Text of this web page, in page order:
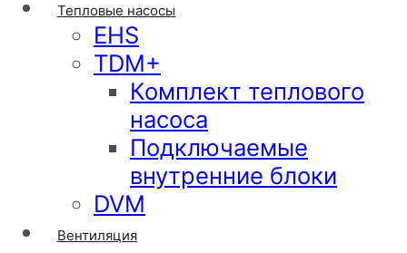
Тепловые насосы
EHS
TDM+
Комплект теплового
насоса
Подключаемые
внутренние блоки
DVM
Вентиляция